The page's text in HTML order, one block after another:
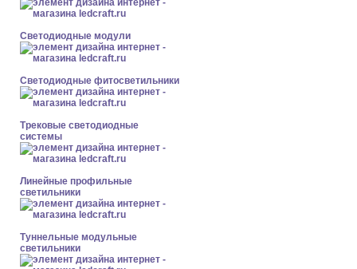
Светодиодные модули
Светодиодные фитосветильники
Трековые светодиодные
системы
Линейные профильные
светильники
Туннельные модульные
светильники